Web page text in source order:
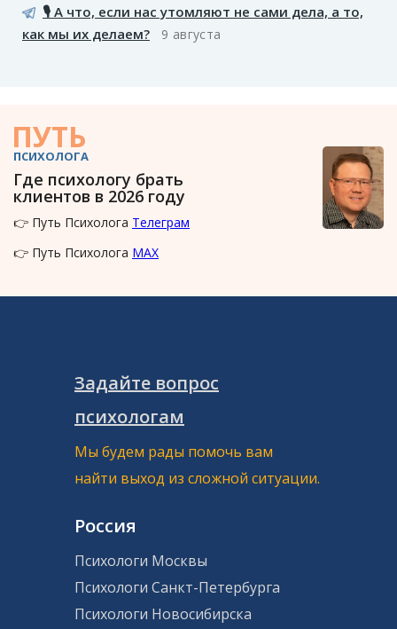
🎙️ А что, если нас утомляют не сами дела, а то,
как мы их делаем?
9 августа
ПУТЬ
ПСИХОЛОГА
Где психологу брать
клиентов в 2026 году
👉 Путь Психолога Телеграм
👉 Путь Психолога MAX
Задайте вопрос
психологам
Мы будем рады помочь вам
найти выход из сложной ситуации.
Россия
Психологи Москвы
Психологи Санкт-Петербурга
Психологи Новосибирска